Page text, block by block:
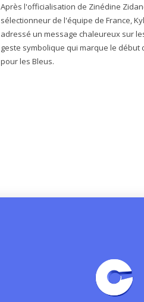
Après l'officialisation de Zinédine
sélectionneur de l'équipe de France,
adressé un message chaleureux sur
geste symbolique qui marque le début
pour les Bleus.